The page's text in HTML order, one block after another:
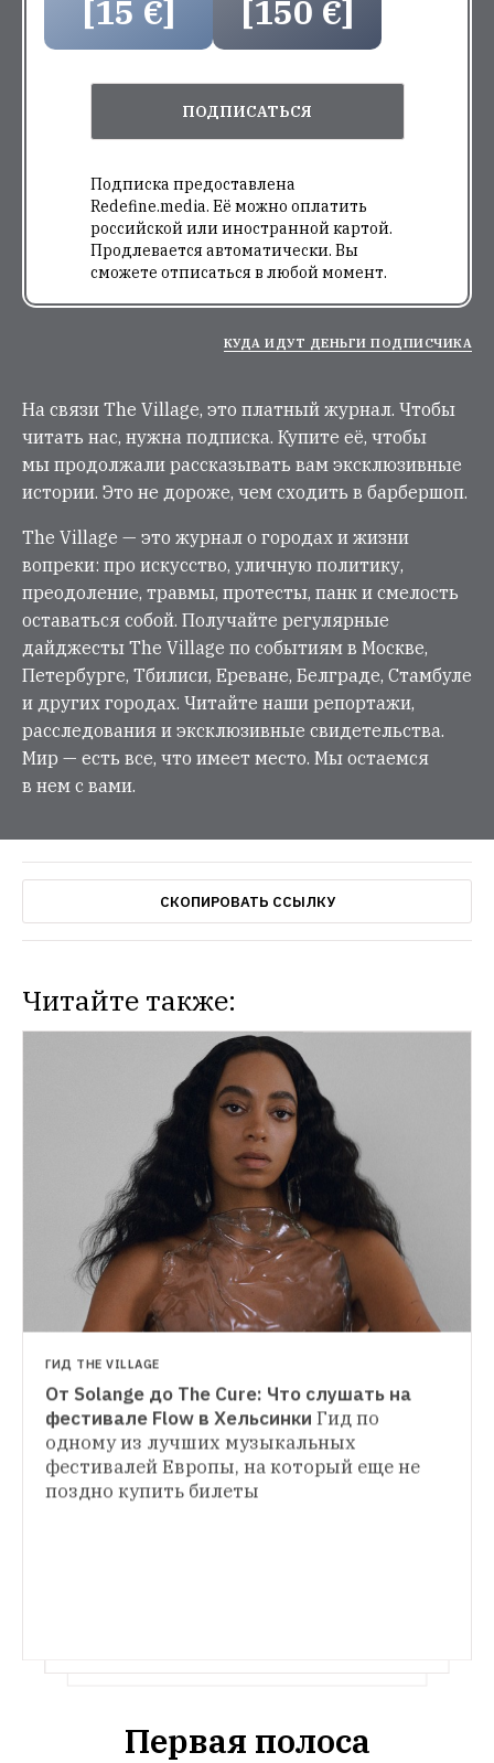
[15 €] [150 €]
ПОДПИСАТЬСЯ
Подписка предоставлена
Redefine.media. Её можно оплатить
российской или иностранной картой.
Продлевается автоматически. Вы
сможете отписаться в любой момент.
КУДА ИДУТ ДЕНЬГИ ПОДПИСЧИКА
На связи The Village, это платный журнал. Чтобы
читать нас, нужна подписка. Купите её, чтобы
мы продолжали рассказывать вам эксклюзивные
истории. Это не дороже, чем сходить в барбершоп.
The Village — это журнал о городах и жизни
вопреки: про искусство, уличную политику,
преодоление, травмы, протесты, панк и смелость
оставаться собой. Получайте регулярные
дайджесты The Village по событиям в Москве,
Петербурге, Тбилиси, Ереване, Белграде, Стамбуле
и других городах. Читайте наши репортажи,
расследования и эксклюзивные свидетельства.
Мир — есть все, что имеет место. Мы остаемся
в нем с вами.
СКОПИРОВАТЬ ССЫЛКУ
Читайте также:
НОВОСТИ
На Усачевском рынке пройдет фестиваль
тихих вин
Его проведет SimpleWine
На «Хлебозаводе» состоится фестиваль
гастрономических развлечений
Гостей
ждут лучшие российские и зарубежные
повара, а также музыкальная программа
ГИД THE VILLAGE
От Solange до The Cure: Что слушать на
фестивале Flow в Хельсинки Гид по
одному из лучших музыкальных
фестивалей Европы, на который еще не
поздно купить билеты
Первая полоса